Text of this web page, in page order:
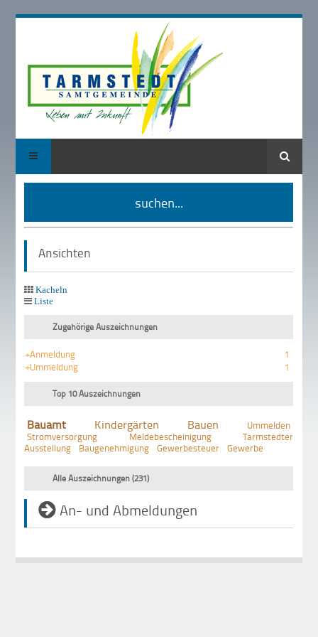
Suche
suchen...
Ansichten
Kacheln
Liste
Zugehörige Auszeichnungen
+Anmeldung
1
+Ummeldung
1
Top 10 Auszeichnungen
Bauamt Kindergärten Bauen
Ummelden
Stromversorgung
Meldebescheinigung
Tarmstedter
Ausstellung
Baugenehmigung Gewerbesteuer Gewerbe
Alle Auszeichnungen (231)
An- und Abmeldungen